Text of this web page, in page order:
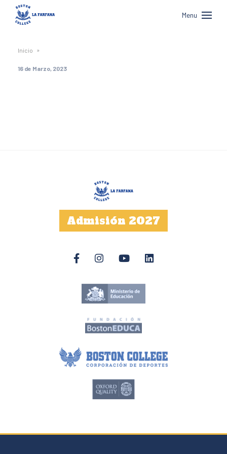
Boston
College
La
Farfana
Menu
Inicio »
16 de Marzo, 2023
Admisión 2027